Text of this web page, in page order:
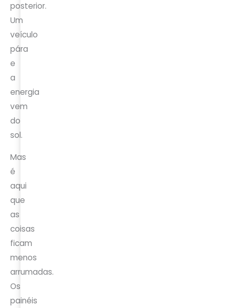
posterior.
Um
veículo
pára
e
a
energia
vem
do
sol.
Mas
é
aqui
que
as
coisas
ficam
menos
arrumadas.
Os
painéis